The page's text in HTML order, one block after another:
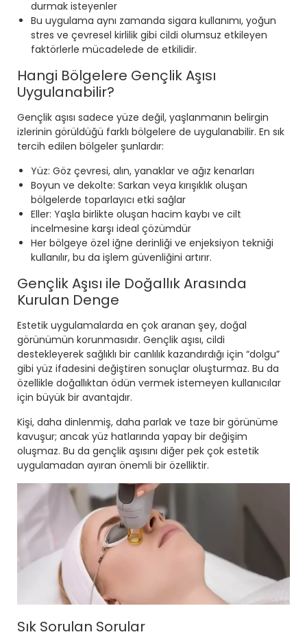
durmak isteyenler
Bu uygulama aynı zamanda sigara kullanımı, yoğun
stres ve çevresel kirlilik gibi cildi olumsuz etkileyen
faktörlerle mücadelede de etkilidir.
Hangi Bölgelere Gençlik Aşısı
Uygulanabilir?
Gençlik aşısı sadece yüze değil, yaşlanmanın belirgin
izlerinin görüldüğü farklı bölgelere de uygulanabilir. En sık
tercih edilen bölgeler şunlardır:
Yüz: Göz çevresi, alın, yanaklar ve ağız kenarları
Boyun ve dekolte: Sarkan veya kırışıklık oluşan
bölgelerde toparlayıcı etki sağlar
Eller: Yaşla birlikte oluşan hacim kaybı ve cilt
incelmesine karşı ideal çözümdür
Her bölgeye özel iğne derinliği ve enjeksiyon tekniği
kullanılır, bu da işlem güvenliğini artırır.
Gençlik Aşısı ile Doğallık Arasında
Kurulan Denge
Estetik uygulamalarda en çok aranan şey, doğal
görünümün korunmasıdır. Gençlik aşısı, cildi
destekleyerek sağlıklı bir canlılık kazandırdığı için “dolgu”
gibi yüz ifadesini değiştiren sonuçlar oluşturmaz. Bu da
özellikle doğallıktan ödün vermek istemeyen kullanıcılar
için büyük bir avantajdır.
Kişi, daha dinlenmiş, daha parlak ve taze bir görünüme
kavuşur; ancak yüz hatlarında yapay bir değişim
oluşmaz. Bu da gençlik aşısını diğer pek çok estetik
uygulamadan ayıran önemli bir özelliktir.
Sık Sorulan Sorular